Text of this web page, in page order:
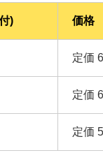
) 価格
定価
定価
定価